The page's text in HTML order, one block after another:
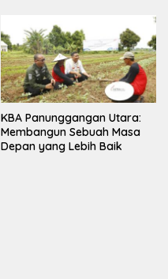
KBA Panunggangan Utara:
Membangun Sebuah Masa
Depan yang Lebih Baik